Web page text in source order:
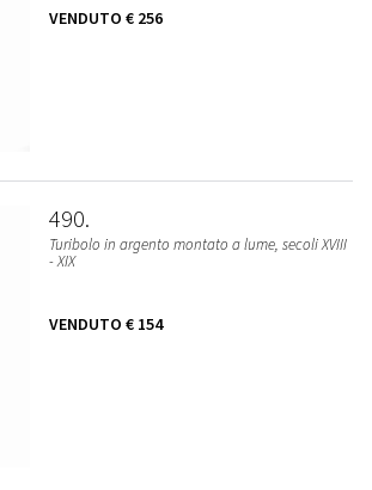
VENDUTO € 256
490
Turibolo in argento montato a lume, secoli XVIII
- XIX
VENDUTO € 154